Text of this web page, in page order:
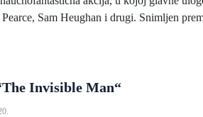
Sam Heughan i drugi. Snimljen
Invisible Man“